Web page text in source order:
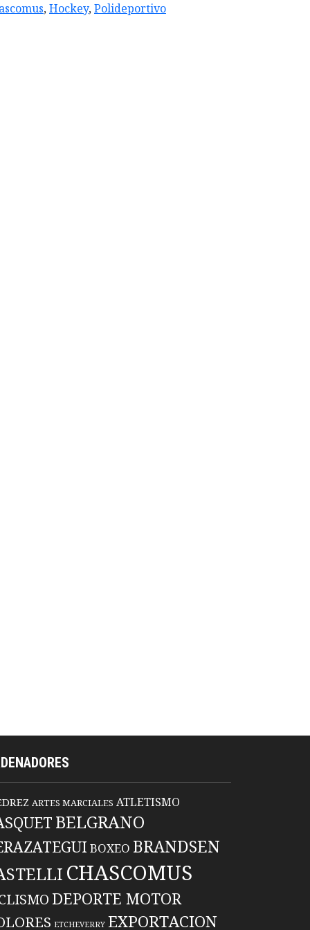
,Hockey,Polideportivo
ARTES MARCIALES ATLETISMO
BELGRANO
BOXEO BRANDSEN
CHASCOMUS
DEPORTE MOTOR
ETCHEVERRY EXPORTACION